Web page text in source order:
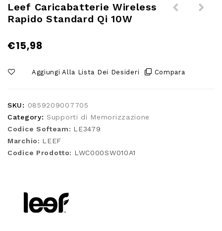
Leef Caricabatterie Wireless
Rapido Standard Qi 10W
€15,98
Aggiungi Alla Lista Dei Desideri Compara
SKU: 0859209007705
Category: Supporti di Memorizzazione
Codice Softeam: LE3479
Marchio: LEEF
Codice Prodotto: LWC000SW010A1